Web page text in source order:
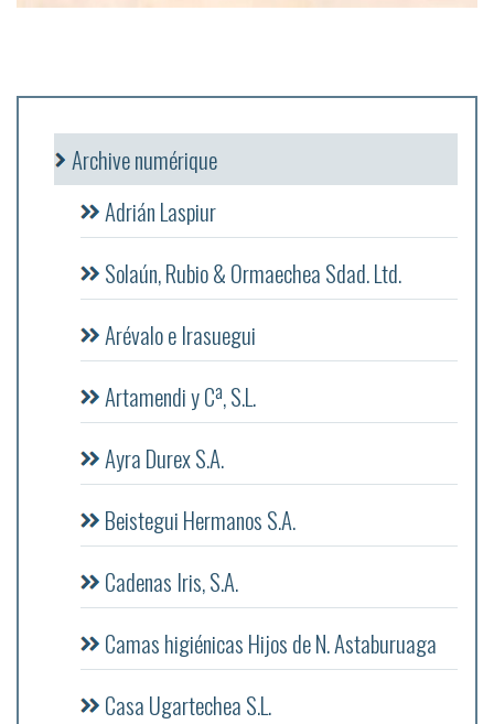
Archive numérique
Adrián Laspiur
Solaún, Rubio & Ormaechea Sdad. Ltd.
Arévalo e Irasuegui
Artamendi y Cª, S.L.
Ayra Durex S.A.
Beistegui Hermanos S.A.
Cadenas Iris, S.A.
Camas higiénicas Hijos de N. Astaburuaga
Casa Ugartechea S.L.